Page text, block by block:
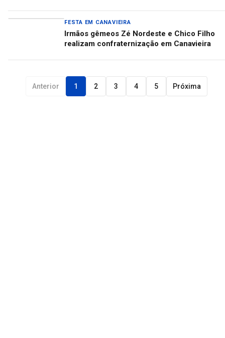
FESTA EM CANAVIEIRA
Irmãos gêmeos Zé Nordeste e Chico Filho
realizam confraternização em Canavieira
Anterior 1 2 3 4 5 Próxima